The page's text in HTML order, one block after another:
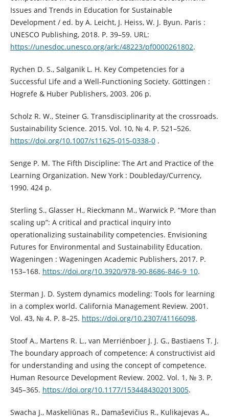
Issues and Trends in Education for Sustainable
Development / ed. by A. Leicht, J. Heiss, W. J. Byun. Paris :
UNESCO Publishing, 2018. P. 39–59. URL:
https://unesdoc.unesco.org/ark:/48223/pf0000261802.
Rychen D. S., Salganik L. H. Key Competencies for a
Successful Life and a Well-Functioning Society. Göttingen :
Hogrefe & Huber Publishers, 2003. 206 p.
Scholz R. W., Steiner G. Transdisciplinarity at the crossroads.
Sustainability Science. 2015. Vol. 10, № 4. P. 521–526.
https://doi.org/10.1007/s11625-015-0338-0.
Senge P. M. The Fifth Discipline: The Art and Practice of the
Learning Organization. New York : Doubleday/Currency,
1990. 424 p.
Sterling S., Glasser H., Rieckmann M., Warwick P. “More than
scaling up”: A critical and practical inquiry into
operationalizing sustainability competencies. Envisioning
Futures for Environmental and Sustainability Education.
Wageningen : Wageningen Academic Publishers, 2017. P.
153–168. https://doi.org/10.3920/978-90-8686-846-9_10.
Sterman J. D. System dynamics modeling: Tools for learning
in a complex world. California Management Review. 2001.
Vol. 43, № 4. P. 8–25. https://doi.org/10.2307/41166098.
Stoof A., Martens R. L., van Merriënboer J. J. G., Bastiaens T. J.
The boundary approach of competence: A constructivist aid
for understanding and using the concept of competence.
Human Resource Development Review. 2002. Vol. 1, № 3. P.
345–365. https://doi.org/10.1177/1534484302013005.
Swacha J., Maskeliūnas R., Damaševičius R., Kulikajevas A.,